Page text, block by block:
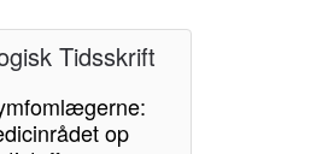
Tidsskrift